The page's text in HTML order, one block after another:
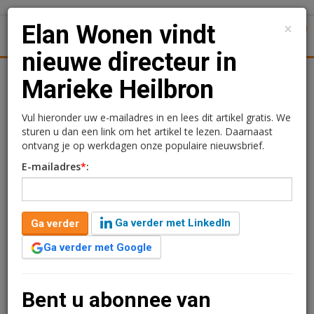
Juridisch | Fiscaal Transacties
Elan Wonen vindt nieuwe
directeur in Marieke
Heilbron
Sandra Lissenberg
1 april 2020 om 09:04
6 jaar geleden aangepast
1 minuut leestijd
Marieke Heilbron volgt Ben Pluijmers op als
onder andere bij Bo-Ex, woningstichting Leusden en De
×
Elan Wonen vindt
nieuwe directeur in
Marieke Heilbron
Vul hieronder uw e-mailadres in en lees dit artikel gratis. We
sturen u dan een link om het artikel te lezen. Daarnaast
ontvang je op werkdagen onze populaire nieuwsbrief.
E-mailadres*:
Ga verder
Ga verder met LinkedIn
Ga verder met Google
Bent u abonnee van